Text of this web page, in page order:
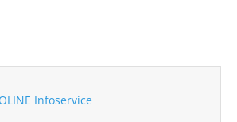
Infoservice